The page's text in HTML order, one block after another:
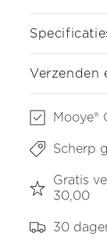
Verzenden
Mooye®
Scherp
Gratis
30,00
30